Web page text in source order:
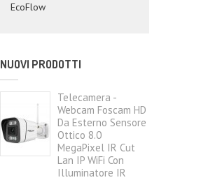
EcoFlow
NUOVI PRODOTTI
Telecamera -
Webcam Foscam HD
Da Esterno Sensore
Ottico 8.0
MegaPixel IR Cut
Lan IP WiFi Con
Illuminatore IR